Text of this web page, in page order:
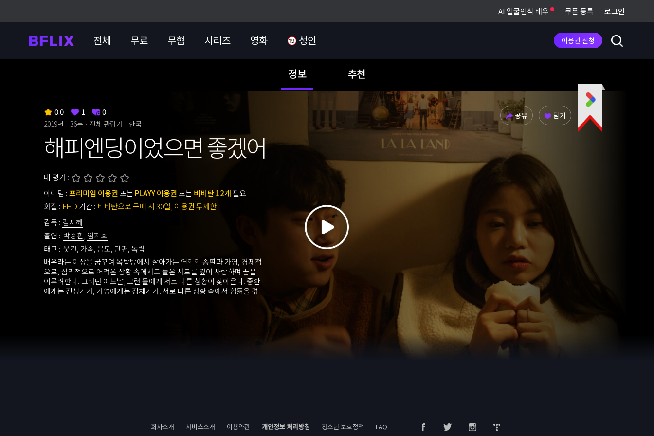
AI 얼굴인식 배우 쿠폰 등록 로그인
전체 무료 무협 시리즈 영화 성인 이용권 신청
정보 추천
0.0 1 0
2019년 · 36분 · 전체 관람가 · 한국
해피엔딩이었으면 좋겠어
내 평가 :
아이템 :프리미엄 이용권또는 PLAYY 이용권또는 비비탄 12개 필요
화질 : FHD 기간 : 비비탄으로 구매 시 30일, 이용권 무제한
감독 : 김지혜
출연 : 박종환 임지호
태그 : 웃긴 가족 음모 단편 독립
배우라는 이상을 꿈꾸며 옥탑방에서 살아가는 연인인 종환과 가영, 경제적
으로, 심리적으로 어려운 상황 속에서도 둘은 서로를 깊이 사랑하며 꿈을
이루려한다. 그러던 어느날, 그런 둘에게 서로 다른 상황이 찾아온다. 종환
에게는 전성기가, 가영에게는 정체기가. 서로 다른 상황 속에서 힘듦을 겪
공유 담기
회사소개 서비스소개 이용약관 개인정보 처리방침 청소년 보호정책 FAQ